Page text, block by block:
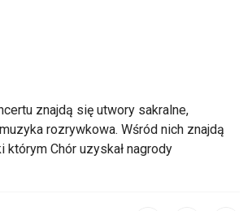
znajdą się utwory sakralne,
rozrywkowa. Wśród nich znajdą
którym Chór uzyskał nagrody